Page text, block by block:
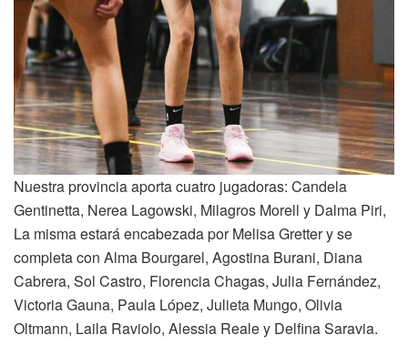
Nuestra provincia aporta cuatro jugadoras: Candela
Gentinetta, Nerea Lagowski, Milagros Morell y Dalma Piri,
La misma estará encabezada por Melisa Gretter y se
completa con Alma Bourgarel, Agostina Burani, Diana
Cabrera, Sol Castro, Florencia Chagas, Julia Fernández,
Victoria Gauna, Paula López, Julieta Mungo, Olivia
Oltmann, Laila Raviolo, Alessia Reale y Delfina Saravia.